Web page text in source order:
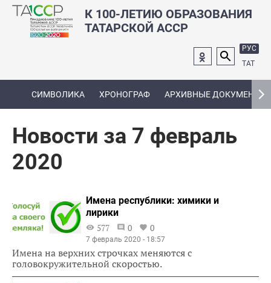
К 100-ЛЕТИЮ ОБРАЗОВАНИЯ
ТАТАРСКОЙ АССР
РУС
ТАТ
СИМВОЛИКА ХРОНОГРАФ АРХИВНЫЕ ДОКУМЕНТЫ
Новости за 7 февраль
2020
Имена республики: химики и
лирики
577
0 0
7 февраль 2020 - 18:57
Имена на верхних строчках меняются с
головокружительной скоростью.